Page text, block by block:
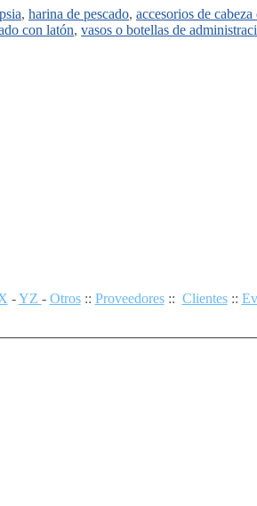
, harina de pescado, accesorios de
con latón, vasos o botellas de
-YZ - Otros:: Proveedores:: Clientes::